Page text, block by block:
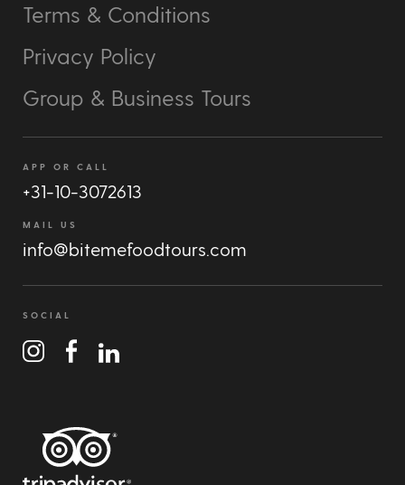
Terms & Conditions
Privacy Policy
Group & Business Tours
APP OR CALL
+31-10-3072613
MAIL US
info@bitemefoodtours.com
SOCIAL